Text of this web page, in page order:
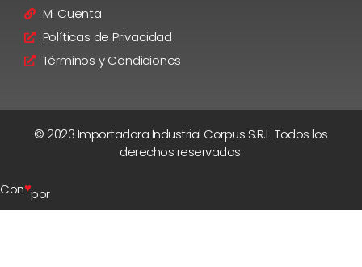
Mi Cuenta
Políticas de Privacidad
Términos y Condiciones
© 2023 Importadora Industrial Corpus S.R.L. Todos los
derechos reservados.
Con♥por